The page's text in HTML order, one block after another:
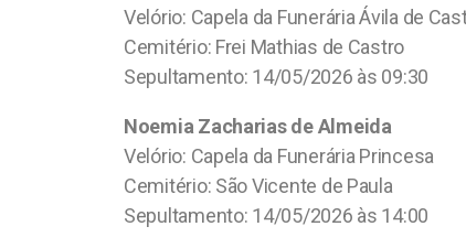
Velório: Capela da Funerária Ávila de
Cemitério: Frei Mathias de Castro
Sepultamento: 14/05/2026 às 09:30
Noemia Zacharias de Almeida
Velório: Capela da Funerária Princesa
Cemitério: São Vicente de Paula
Sepultamento: 14/05/2026 às 14:00